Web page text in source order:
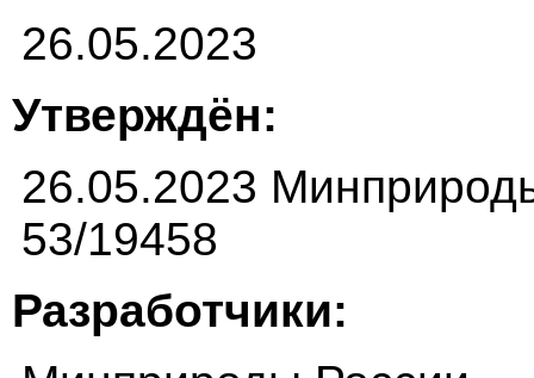
26.05.2023
Утверждён:
26.05.2023
53/19458
Разработчики: